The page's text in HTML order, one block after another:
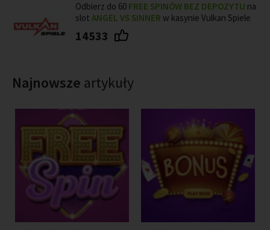
Odbierz do 60 FREE SPINÓW BEZ DEPOZYTU na
slot ANGEL VS SINNER w kasynie Vulkan Spiele
14533
Najnowsze artykuły